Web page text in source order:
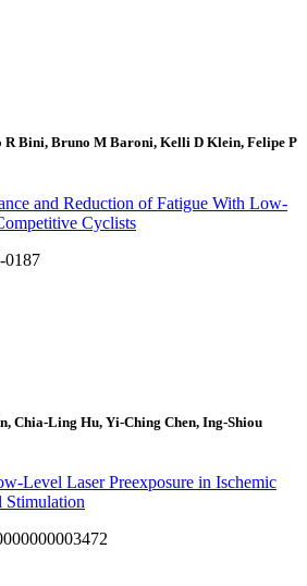
Bini, Bruno M Baroni, Kelli D Klein, Felipe P
and Reduction of Fatigue With Low-
Cyclists
0187
Chia-Ling Hu, Yi-Ching Chen, Ing-Shiou
Level Laser Preexposure in Ischemic
Stimulation